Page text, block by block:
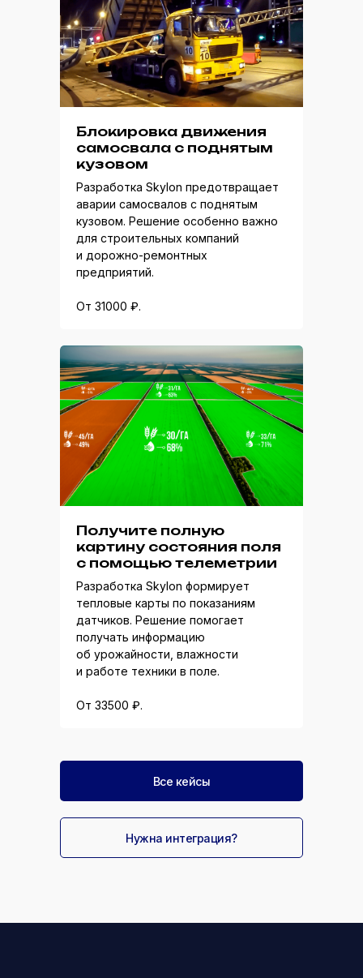
Блокировка движения
самосвала с поднятым
кузовом
Разработка Skylon предотвращает
аварии самосвалов с поднятым
кузовом. Решение особенно важно
для строительных компаний
и дорожно-ремонтных
предприятий.
От 31000 ₽.
Получите полную
картину состояния поля
с помощью телеметрии
Разработка Skylon формирует
тепловые карты по показаниям
датчиков. Решение помогает
получать информацию
об урожайности, влажности
и работе техники в поле.
От 33500 ₽.
помощи
транспорта с
транспорта с
помощью
с распознаванием
Все кейсы
Нужна интеграция?